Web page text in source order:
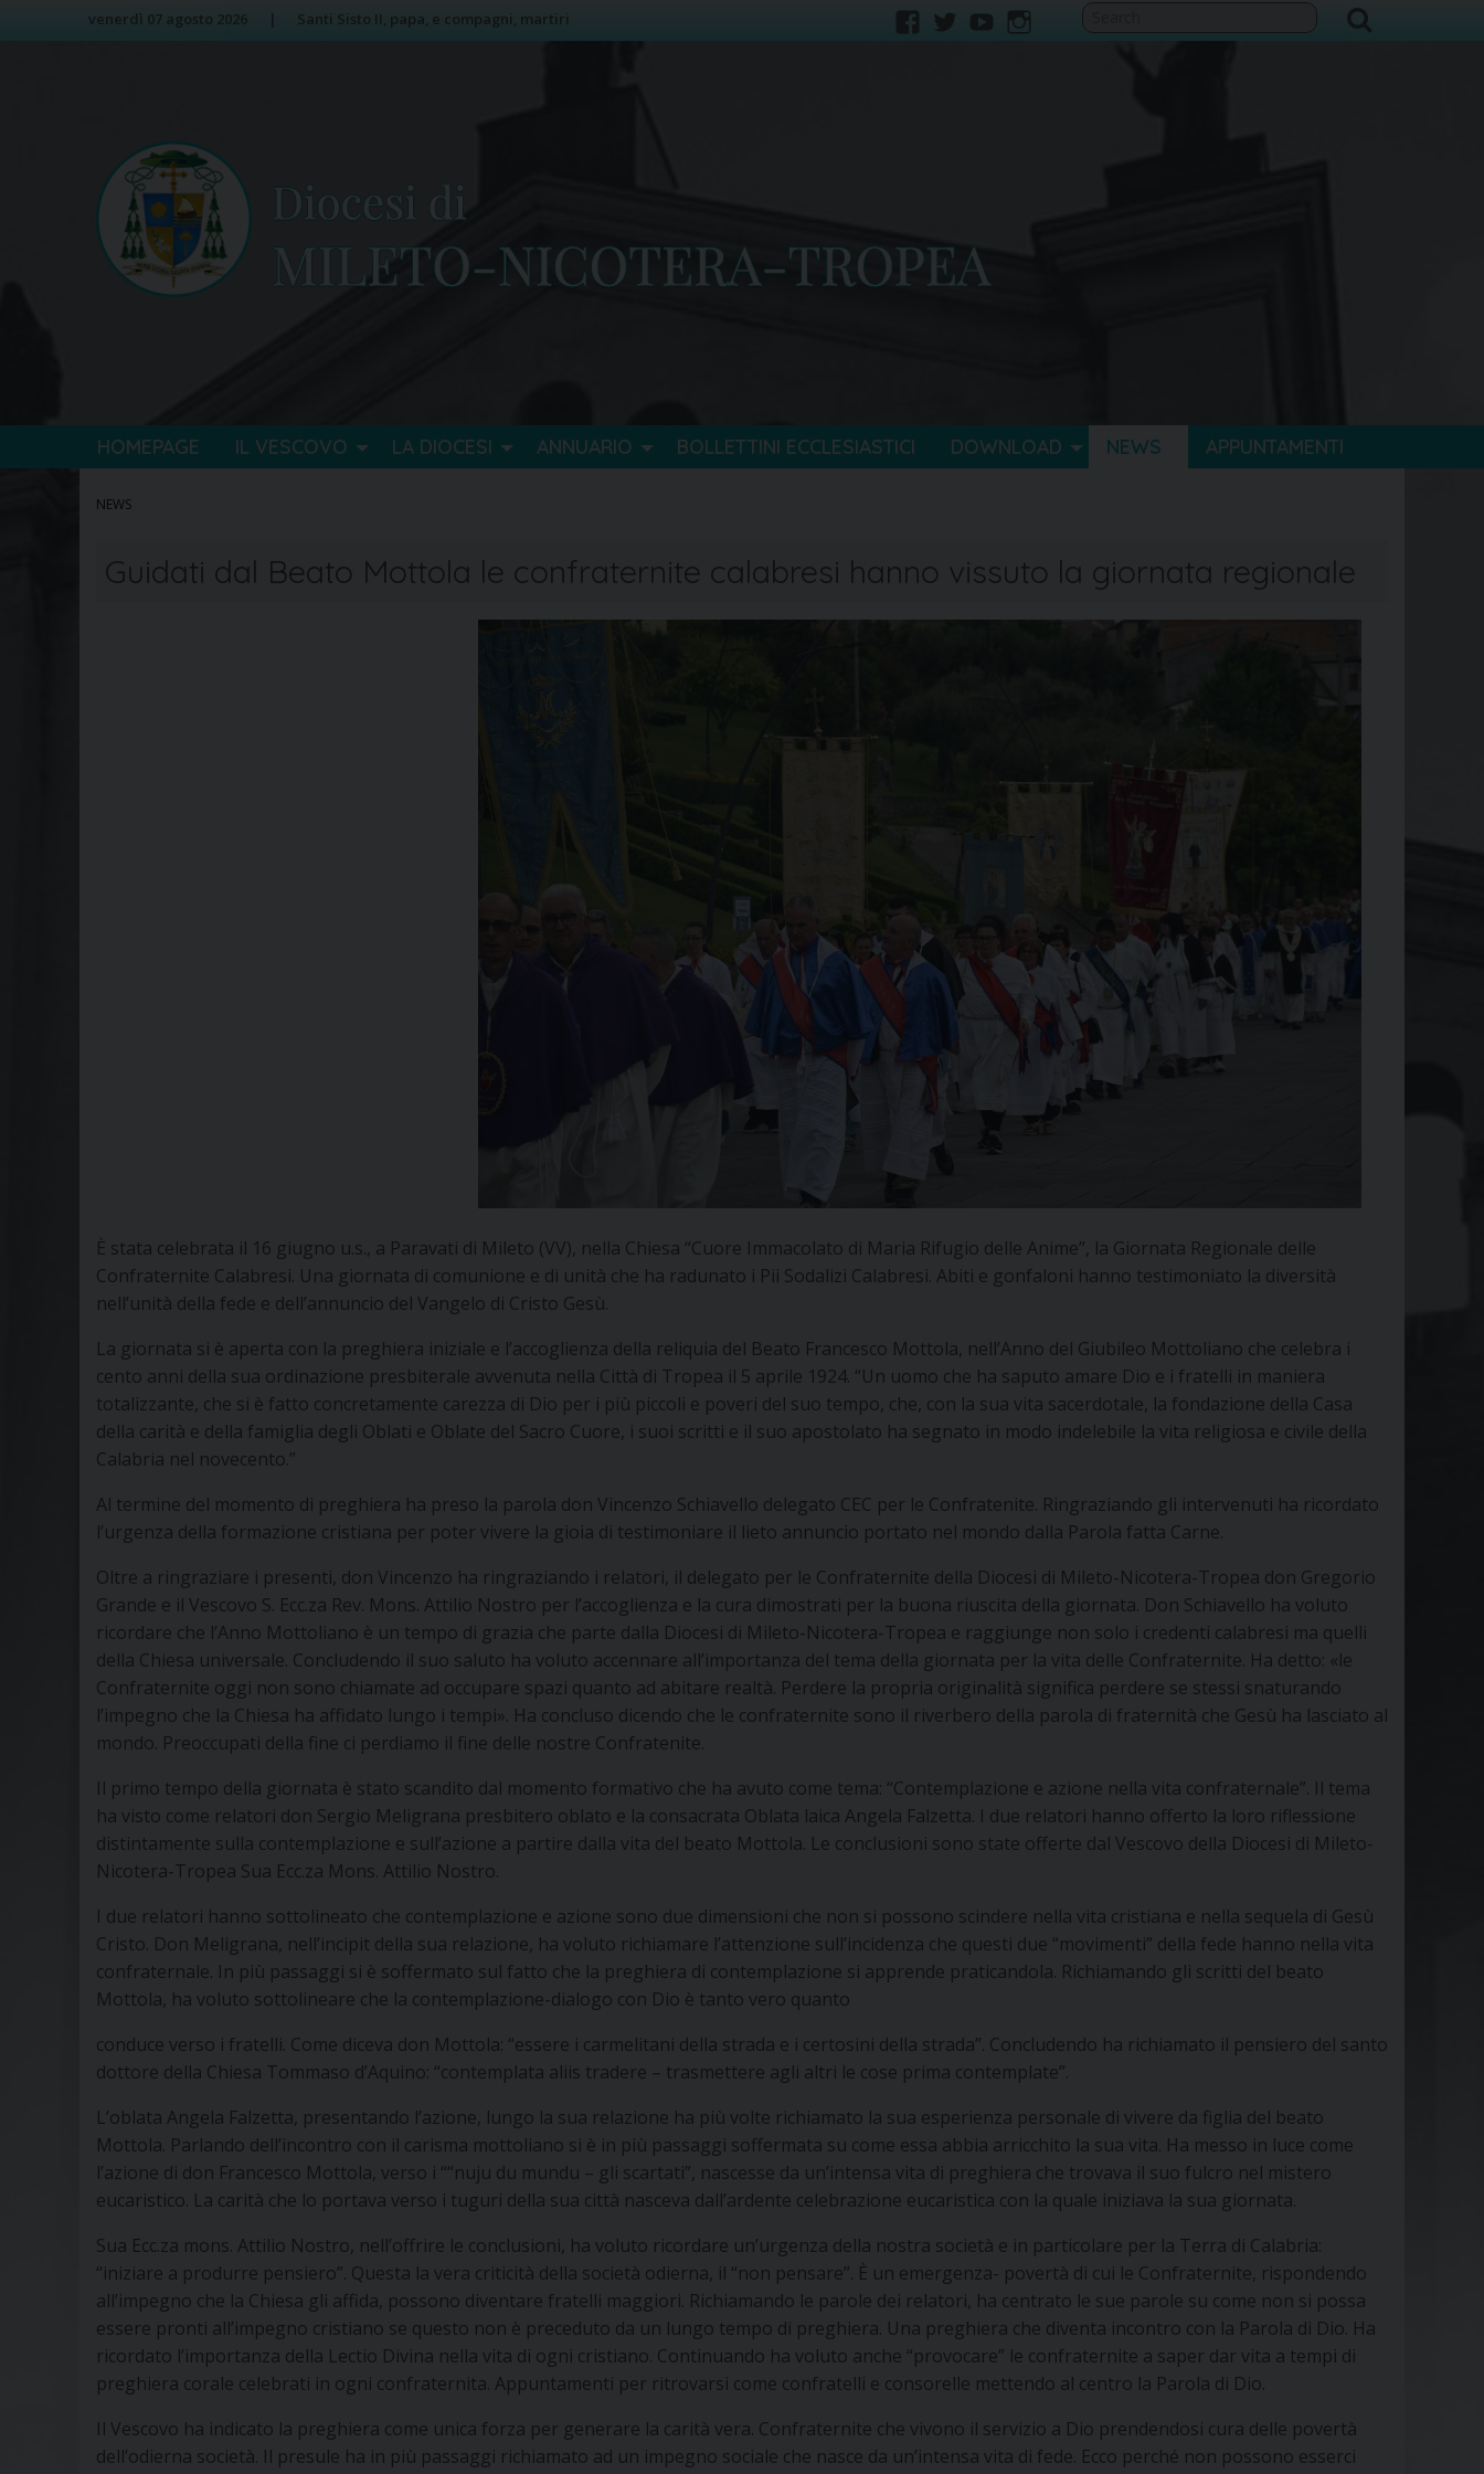
venerdì 07 agosto 2026 Santi Sisto II, papa, e compagni, martiri facebook
twitteryoutubeinstagram
HOMEPAGE IL VESCOVO LA DIOCESI ANNUARIO BOLLETTINI ECCLESIASTICI DOWNLOAD NEWS APPUNTAMENTI
NEWS
Guidati dal Beato Mottola le confraternite calabresi hanno vissuto la giornata regionale
È stata celebrata il 16 giugno u.s., a Paravati di Mileto (VV), nella Chiesa “Cuore Immacolato di Maria Rifugio delle Anime”, la Giornata Regionale delle
Confraternite Calabresi. Una giornata di comunione e di unità che ha radunato i Pii Sodalizi Calabresi. Abiti e gonfaloni hanno testimoniato la diversità
nell’unità della fede e dell’annuncio del Vangelo di Cristo Gesù.
La giornata si è aperta con la preghiera iniziale e l’accoglienza della reliquia del Beato Francesco Mottola, nell’Anno del Giubileo Mottoliano che celebra i
cento anni della sua ordinazione presbiterale avvenuta nella Città di Tropea il 5 aprile 1924. “Un uomo che ha saputo amare Dio e i fratelli in maniera
totalizzante, che si è fatto concretamente carezza di Dio per i più piccoli e poveri del suo tempo, che, con la sua vita sacerdotale, la fondazione della Casa
della carità e della famiglia degli Oblati e Oblate del Sacro Cuore, i suoi scritti e il suo apostolato ha segnato in modo indelebile la vita religiosa e civile della
Calabria nel novecento.”
Al termine del momento di preghiera ha preso la parola don Vincenzo Schiavello delegato CEC per le Confratenite. Ringraziando gli intervenuti ha ricordato
l’urgenza della formazione cristiana per poter vivere la gioia di testimoniare il lieto annuncio portato nel mondo dalla Parola fatta Carne.
Oltre a ringraziare i presenti, don Vincenzo ha ringraziando i relatori, il delegato per le Confraternite della Diocesi di Mileto-Nicotera-Tropea don Gregorio
Grande e il Vescovo S. Ecc.za Rev. Mons. Attilio Nostro per l’accoglienza e la cura dimostrati per la buona riuscita della giornata. Don Schiavello ha voluto
ricordare che l’Anno Mottoliano è un tempo di grazia che parte dalla Diocesi di Mileto-Nicotera-Tropea e raggiunge non solo i credenti calabresi ma quelli
della Chiesa universale. Concludendo il suo saluto ha voluto accennare all’importanza del tema della giornata per la vita delle Confraternite. Ha detto: «le
Confraternite oggi non sono chiamate ad occupare spazi quanto ad abitare realtà. Perdere la propria originalità significa perdere se stessi snaturando
l’impegno che la Chiesa ha affidato lungo i tempi». Ha concluso dicendo che le confraternite sono il riverbero della parola di fraternità che Gesù ha lasciato al
mondo. Preoccupati della fine ci perdiamo il fine delle nostre Confratenite.
Il primo tempo della giornata è stato scandito dal momento formativo che ha avuto come tema: “Contemplazione e azione nella vita confraternale”. Il tema
ha visto come relatori don Sergio Meligrana presbitero oblato e la consacrata Oblata laica Angela Falzetta. I due relatori hanno offerto la loro riflessione
distintamente sulla contemplazione e sull’azione a partire dalla vita del beato Mottola. Le conclusioni sono state offerte dal Vescovo della Diocesi di Mileto-
Nicotera-Tropea Sua Ecc.za Mons. Attilio Nostro.
I due relatori hanno sottolineato che contemplazione e azione sono due dimensioni che non si possono scindere nella vita cristiana e nella sequela di Gesù
Cristo. Don Meligrana, nell’incipit della sua relazione, ha voluto richiamare l’attenzione sull’incidenza che questi due “movimenti” della fede hanno nella vita
confraternale. In più passaggi si è soffermato sul fatto che la preghiera di contemplazione si apprende praticandola. Richiamando gli scritti del beato
Mottola, ha voluto sottolineare che la contemplazione-dialogo con Dio è tanto vero quanto
conduce verso i fratelli. Come diceva don Mottola: “essere i carmelitani della strada e i certosini della strada”. Concludendo ha richiamato il pensiero del santo
dottore della Chiesa Tommaso d’Aquino: “contemplata aliis tradere – trasmettere agli altri le cose prima contemplate”.
L’oblata Angela Falzetta, presentando l’azione, lungo la sua relazione ha più volte richiamato la sua esperienza personale di vivere da figlia del beato
Mottola. Parlando dell’incontro con il carisma mottoliano si è in più passaggi soffermata su come essa abbia arricchito la sua vita. Ha messo in luce come
l’azione di don Francesco Mottola, verso i ““nuju du mundu – gli scartati”, nascesse da un’intensa vita di preghiera che trovava il suo fulcro nel mistero
eucaristico. La carità che lo portava verso i tuguri della sua città nasceva dall’ardente celebrazione eucaristica con la quale iniziava la sua giornata.
Sua Ecc.za mons. Attilio Nostro, nell’offrire le conclusioni, ha voluto ricordare un’urgenza della nostra società e in particolare per la Terra di Calabria:
“iniziare a produrre pensiero”. Questa la vera criticità della società odierna, il “non pensare”. È un emergenza- povertà di cui le Confraternite, rispondendo
all’impegno che la Chiesa gli affida, possono diventare fratelli maggiori. Richiamando le parole dei relatori, ha centrato le sue parole su come non si possa
essere pronti all’impegno cristiano se questo non è preceduto da un lungo tempo di preghiera. Una preghiera che diventa incontro con la Parola di Dio. Ha
ricordato l’importanza della Lectio Divina nella vita di ogni cristiano. Continuando ha voluto anche “provocare” le confraternite a saper dar vita a tempi di
preghiera corale celebrati in ogni confraternita. Appuntamenti per ritrovarsi come confratelli e consorelle mettendo al centro la Parola di Dio.
Il Vescovo ha indicato la preghiera come unica forza per generare la carità vera. Confraternite che vivono il servizio a Dio prendendosi cura delle povertà
dell’odierna società. Il presule ha in più passaggi richiamato ad un impegno sociale che nasce da un’intensa vita di fede. Ecco perché non possono esserci